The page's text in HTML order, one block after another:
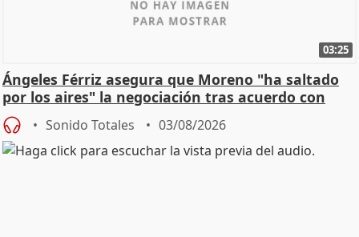
03:25
Ángeles Férriz asegura que Moreno "ha saltado
por los aires" la negociación tras acuerdo con
SMA
Sonido Totales 03/08/2026